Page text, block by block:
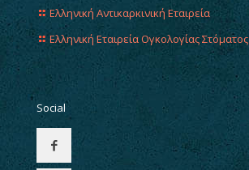
Ελληνική Αντικαρκινική Εταιρεία
Ελληνική Εταιρεία Ογκολογίας Στόματος
Social